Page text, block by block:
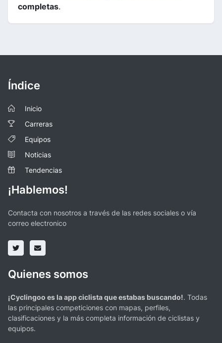
completas.
Índice
Inicio
Carreras
Equipos
Noticias
Tendencias
¡Hablemos!
Contacta con nosotros a través de las redes sociales o vía
correo electronico
Quienes somos
¡Cyclingoo es la app ciclista que estabas buscando!. Todas
las principales competiciones con mapas, perfiles,
clasificaciones y la más completa información de ciclistas y
equipos.